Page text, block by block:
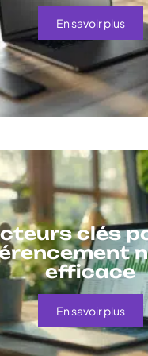
En savoir plus
clés
efficace
En savoir plus